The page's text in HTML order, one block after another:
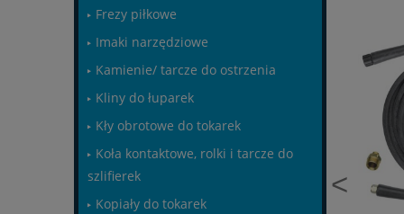
Frezy piłkowe
Imaki narzędziowe
Kamienie/ tarcze do ostrzenia
Kliny do łuparek
Kły obrotowe do tokarek
Koła kontaktowe, rolki i tarcze do
szlifierek
Kopiały do tokarek
<